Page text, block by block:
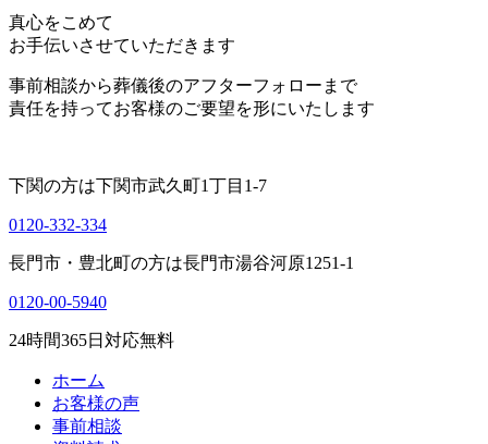
真心をこめて
お手伝いさせていただきます
事前相談から葬儀後のアフターフォローまで
責任を持ってお客様のご要望を形にいたします
下関の方は下関市武久町1丁目1-7
0120-332-334
長門市・豊北町の方は長門市湯谷河原1251-1
0120-00-5940
24時間365日対応無料
ホーム
お客様の声
事前相談